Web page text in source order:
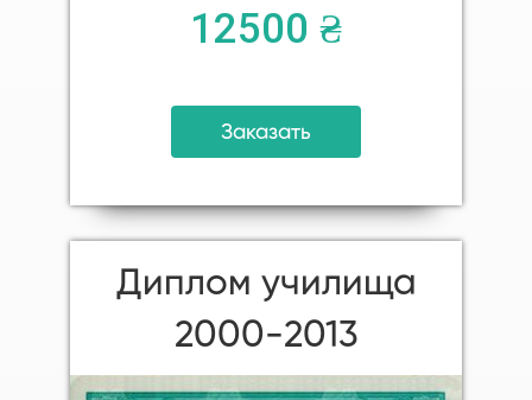
12500 ₴
Заказать
Диплом училища
2000-2013